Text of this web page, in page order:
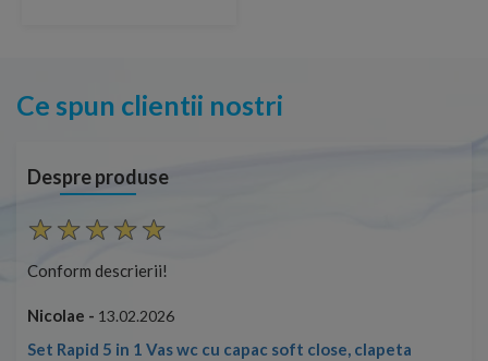
Ce spun clientii nostri
Despre produse
Conform descrierii!
Nicolae - 13.02.2026
Set Rapid 5 in 1 Vas wc cu capac soft close, clapeta